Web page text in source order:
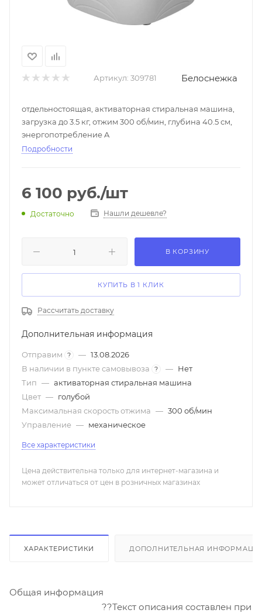
Артикул: 309781 Белоснежка
отдельностоящая, активаторная стиральная машина,
загрузка до 3.5 кг, отжим 300 об/мин, глубина 40.5 см,
энергопотребление A
Подробности
6 100 руб./шт
Достаточно Нашли дешевле?
В КОРЗИНУ
КУПИТЬ В 1 КЛИК
Рассчитать доставку
Дополнительная информация
Отправим ? — 13.08.2026
В наличии в пункте самовывоза
? — Нет
Тип — активаторная стиральная машина
Цвет — голубой
Максимальная скорость отжима — 300 об/мин
Управление — механическое
Все характеристики
Цена действительна только для интернет-магазина и
может отличаться от цен в розничных магазинах
ХАРАКТЕРИСТИКИ ДОПОЛНИТЕЛЬНАЯ
Общая информация
??Текст описания составлен при